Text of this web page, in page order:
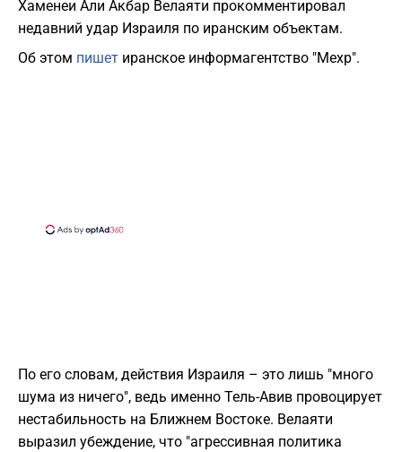
Хаменеи Али Акбар Велаяти прокомментировал
недавний удар Израиля по иранским объектам.
Об этом пишет иранское информагентство "Мехр".
По его словам, действия Израиля – это лишь "много
шума из ничего", ведь именно Тель-Авив провоцирует
нестабильность на Ближнем Востоке. Велаяти
выразил убеждение, что "агрессивная политика